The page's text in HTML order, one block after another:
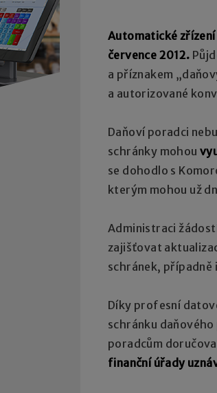
Automatické
července 2012.
a příznakem
a autorizované
Daňoví poradci
schránky mohou
se dohodlo s
kterým mohou už
Administraci
zajišťovat
schránek, případně
Díky profesní
schránku
poradcům
finanční úřady